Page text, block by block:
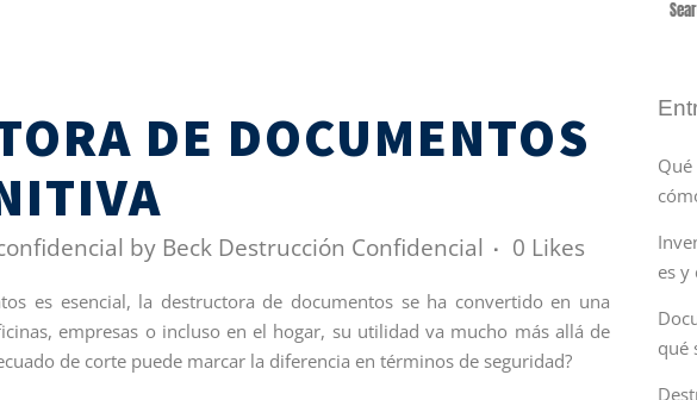
DE DOCUMENTOS
by Beck Destrucción Confidencial 0 Likes
es esencial, la destructora de documentos se ha convertido en una
empresas o incluso en el hogar, su utilidad va mucho más allá de
de corte puede marcar la diferencia en términos de seguridad?
es y
qué